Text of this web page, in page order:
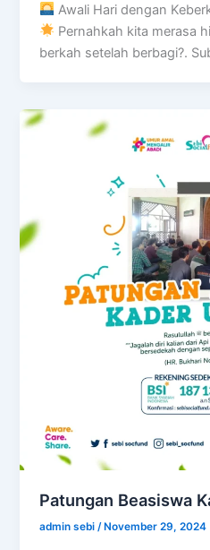
Awali Hari dengan
Pernahkah kita merasa
berkah setelah berbagi?.
Patungan Beasiswa
admin sebi/ November 29, 2024